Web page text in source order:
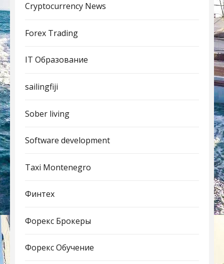
Cryptocurrency News
Forex Trading
IT Образование
sailingfiji
Sober living
Software development
Taxi Montenegro
Финтех
Форекс Брокеры
Форекс Обучение